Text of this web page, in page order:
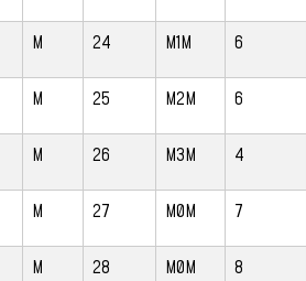
M 24 M1M 6
M 25 M2M 6
M 26 M3M 4
M 27 M0M 7
M 28 M0M 8